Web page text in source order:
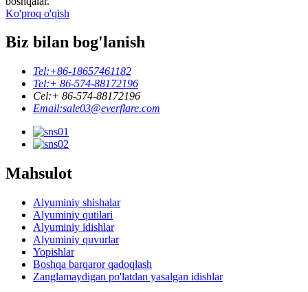
Ko'proq o'qish
Biz bilan bog'lanish
Tel:+86-18657461182
Tel:+ 86-574-88172196
Cel:+ 86-574-88172196
Email:sale03@everflare.com
Mahsulot
Alyuminiy shishalar
Alyuminiy qutilari
Alyuminiy idishlar
Alyuminiy quvurlar
Yopishlar
Boshqa barqaror qadoqlash
Zanglamaydigan po'latdan yasalgan idishlar